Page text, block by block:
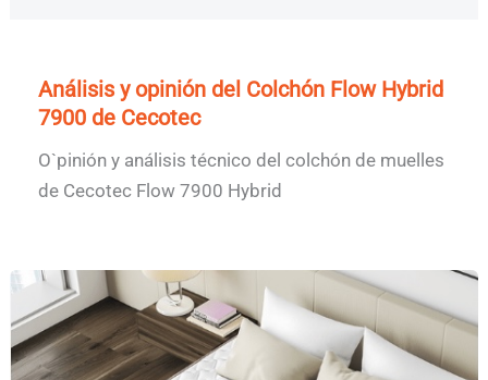
Análisis y opinión del Colchón Flow Hybrid
7900 de Cecotec
O`pinión y análisis técnico del colchón de muelles
de Cecotec Flow 7900 Hybrid